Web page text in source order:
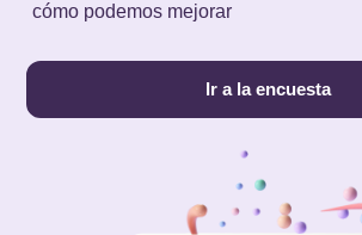
cómo podemos mejorar
Ir a la encuesta